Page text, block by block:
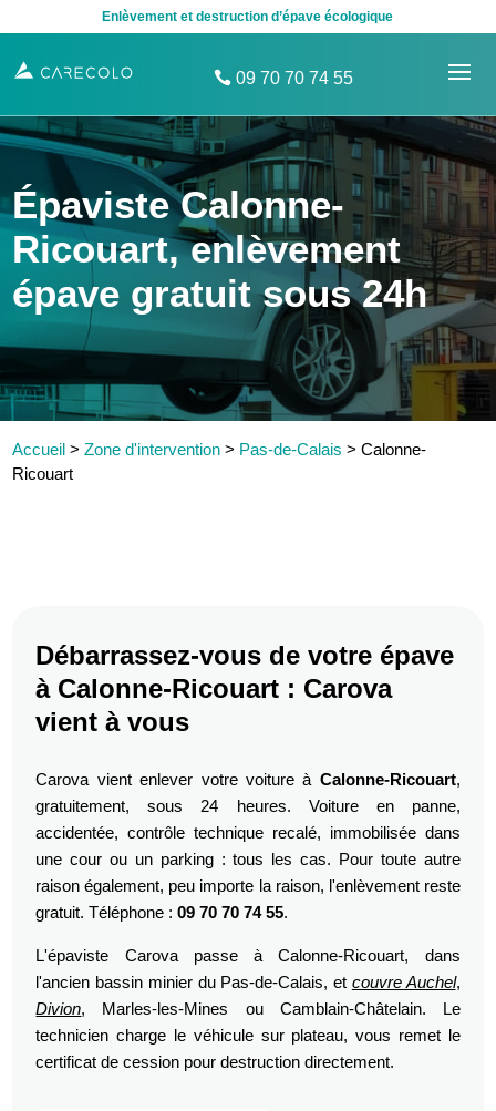
Enlèvement et destruction d’épave écologique
09 70 70 74 55
Épaviste Calonne-
Ricouart, enlèvement
épave gratuit sous 24h
Accueil >Zone d'intervention > Pas-de-Calais >Calonne-
Ricouart
Débarrassez-vous de votre épave
à Calonne-Ricouart : Carova
vient à vous
Carova vient enlever votre voiture à Calonne-Ricouart,
gratuitement, sous 24 heures. Voiture en panne,
accidentée, contrôle technique recalé, immobilisée dans
une cour ou un parking : tous les cas. Pour toute autre
raison également, peu importe la raison, l'enlèvement reste
gratuit. Téléphone :09 70 70 74 55.
L'épaviste Carova passe à Calonne-Ricouart, dans
l'ancien bassin minier du Pas-de-Calais, et couvre Auchel,
Divion, Marles-les-Mines ou Camblain-Châtelain. Le
technicien charge le véhicule sur plateau, vous remet le
certificat de cession pour destruction directement.